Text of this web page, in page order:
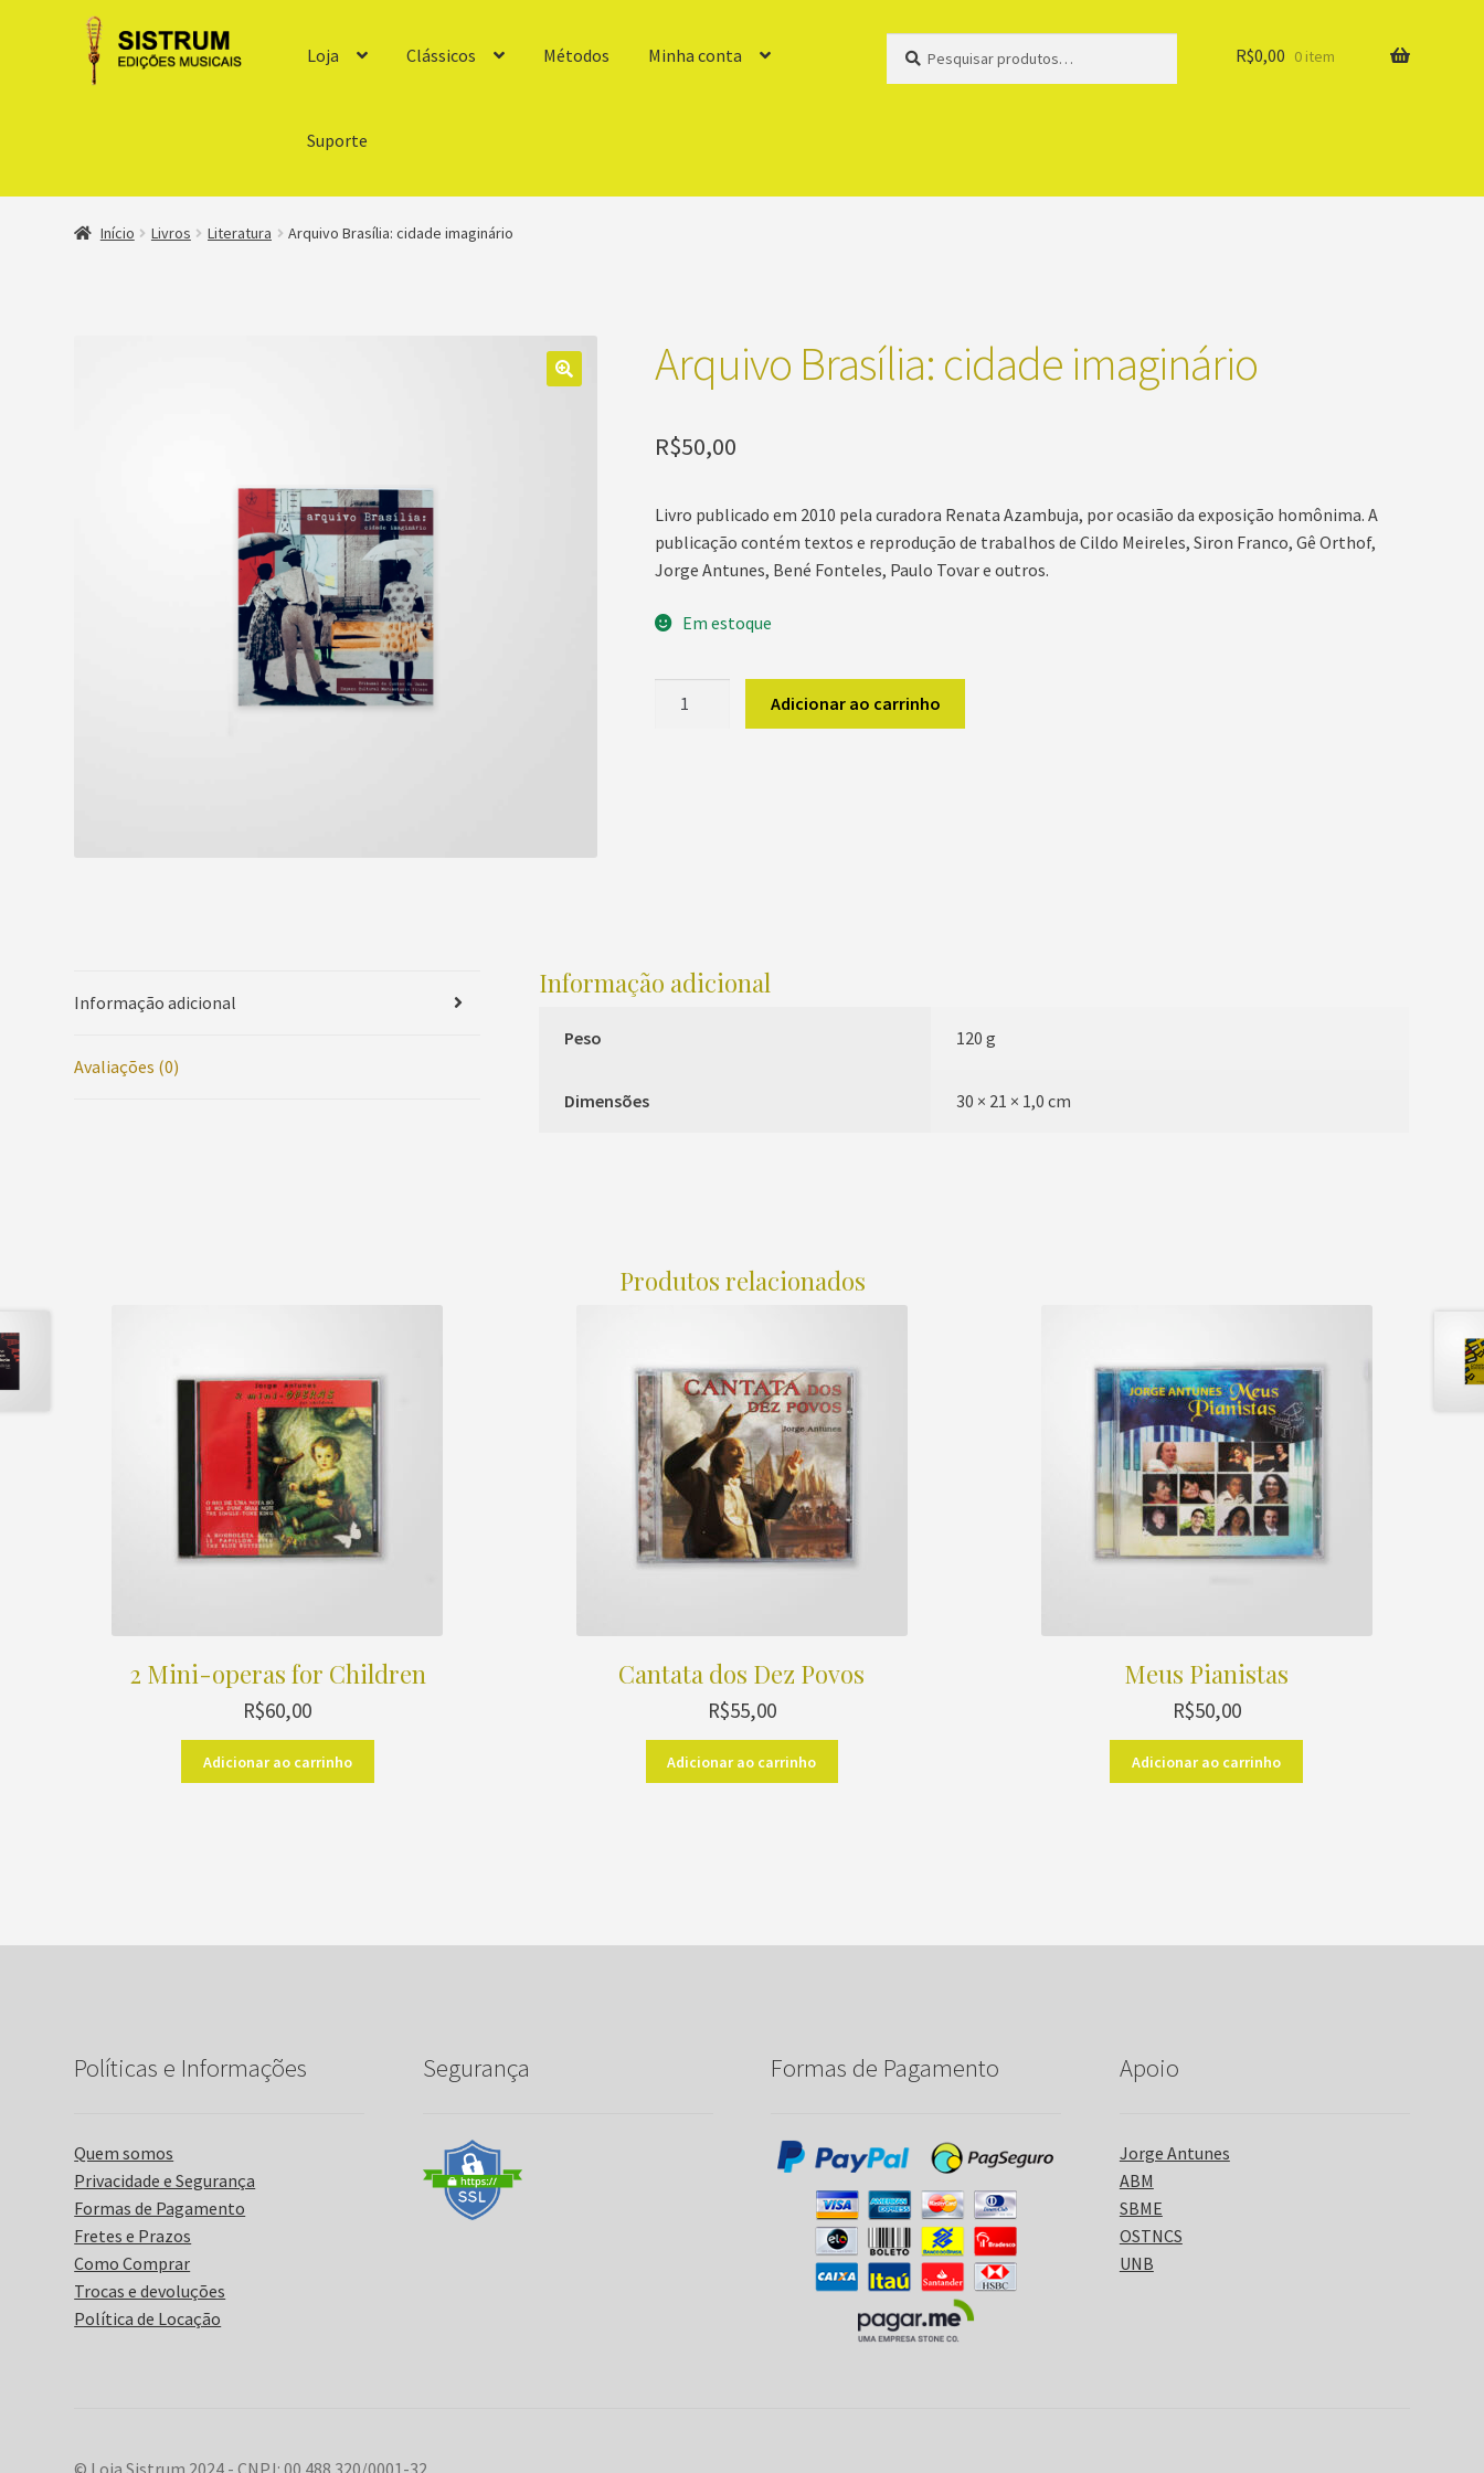
Loja Clássicos Métodos Minha conta
Suporte
Pesquisar
R$0,00 0 item
Início Livros Literatura Arquivo Brasília: cidade imaginário
Arquivo Brasília: cidade imaginário
R$50,00
Livro publicado em 2010 pela curadora Renata Azambuja, por ocasião da exposição homônima. A
publicação contém textos e reprodução de trabalhos de Cildo Meireles, Siron Franco, Gê Orthof,
Jorge Antunes, Bené Fonteles, Paulo Tovar e outros.
Em estoque
Adicionar ao carrinho
Informação adicional
Avaliações (0)
Informação adicional
Peso 120 g
Dimensões 30 × 21 × 1,0 cm
Produtos relacionados
2 Mini-operas for Children
R$60,00
Adicionar ao carrinho
Cantata dos Dez Povos
R$55,00
Adicionar ao carrinho
Meus Pianistas
R$50,00
Adicionar ao carrinho
Políticas e Informações
Quem somos
Privacidade e Segurança
Formas de Pagamento
Fretes e Prazos
Como Comprar
Trocas e devoluções
Política de Locação
Segurança Formas de Pagamento Apoio
Jorge Antunes
ABM
SBME
OSTNCS
UNB
© Loja Sistrum 2024 - CNPJ: 00.488.320/0001-32